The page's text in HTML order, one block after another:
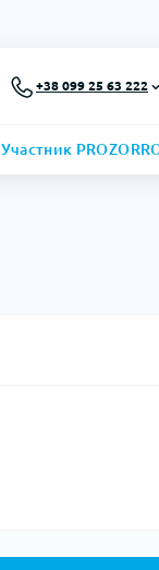
+38 099 25 63 222
Участник